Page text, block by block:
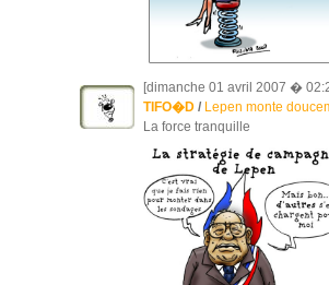
[dimanche 01 avril 2007 �
TIFO�D/ Lepen monte
La force tranquille